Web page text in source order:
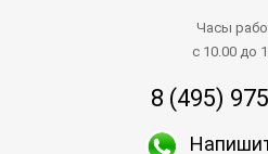
Часы
с 10.00 до
8 (495)